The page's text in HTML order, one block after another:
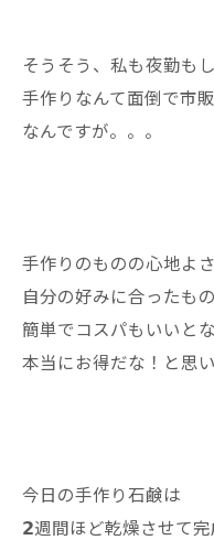
そうそう、私も夜勤も
手作りなんて面倒で市
なんですが。。。
手作りのものの心地よさ
自分の好みに合ったも
簡単でコスパもいいと
本当にお得だな！と思
今日の手作り石鹸は
𝟮週間ほど乾燥させて